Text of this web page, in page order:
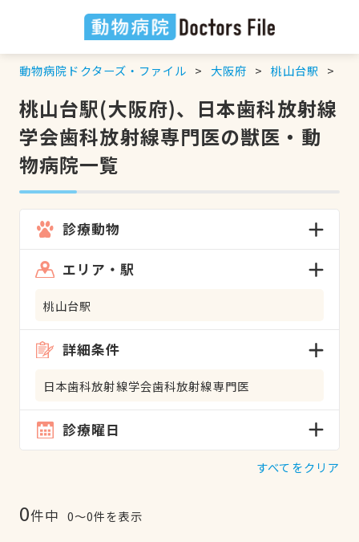
動物病院ドクターズ・ファイル 大阪府 桃山台駅
桃山台駅(大阪府)、日本歯科放射線
学会歯科放射線専門医の獣医・動
物病院一覧
診療動物
エリア・駅
桃山台駅
詳細条件
日本歯科放射線学会歯科放射線専門医
診療曜日
すべてをクリア
0件中 0〜0件を表示